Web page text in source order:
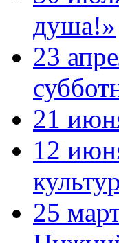
душа!»
23
21
12
культур
25